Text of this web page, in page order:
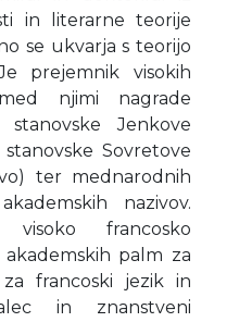
in literarne teorije
se ukvarja s teorijo
prejemnik visokih
njimi nagrade
stanovske Jenkove
Sovretove
ter mednarodnih
nazivov.
francosko
palm za
francoski jezik in
in znanstveni